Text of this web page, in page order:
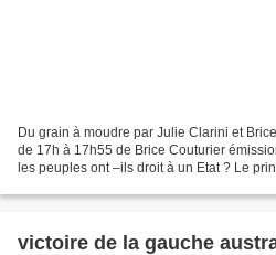
Du grain à moudre par Julie Clarini et
de 17h à 17h55 de Brice Couturier
les peuples ont –ils droit à un Etat ? Le
victoire de la gauche